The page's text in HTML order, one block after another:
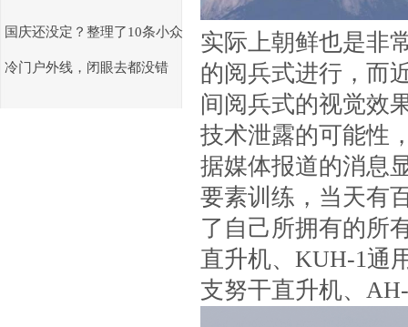
国庆还没定？整理了10条小众
冷门户外线，闭眼去都没错
实际上朝鲜也是非
的阅兵式进行，而
间阅兵式的视觉效
技术泄露的可能性
据媒体报道的消息
要素训练，当天有
了自己所拥有的所
直升机、KUH-1通
支努干直升机、